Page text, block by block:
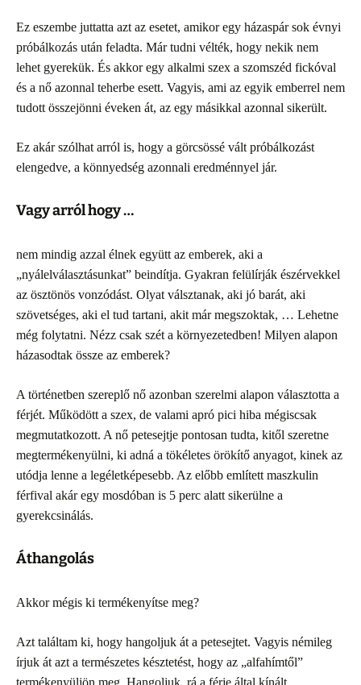
Ez eszembe juttatta azt az esetet, amikor egy házaspár sok évnyi
próbálkozás után feladta. Már tudni vélték, hogy nekik nem
lehet gyerekük. És akkor egy alkalmi szex a szomszéd fickóval
és a nő azonnal teherbe esett. Vagyis, ami az egyik emberrel nem
tudott összejönni éveken át, az egy másikkal azonnal sikerült.
Ez akár szólhat arról is, hogy a görcsössé vált próbálkozást
elengedve, a könnyedség azonnali eredménnyel jár.
Vagy arról hogy …
nem mindig azzal élnek együtt az emberek, aki a
„nyálelválasztásunkat” beindítja. Gyakran felülírják észérvekkel
az ösztönös vonzódást. Olyat válsztanak, aki jó barát, aki
szövetséges, aki el tud tartani, akit már megszoktak, … Lehetne
még folytatni. Nézz csak szét a környezetedben! Milyen alapon
házasodtak össze az emberek?
A történetben szereplő nő azonban szerelmi alapon választotta a
férjét. Működött a szex, de valami apró pici hiba mégiscsak
megmutatkozott. A nő petesejtje pontosan tudta, kitől szeretne
megtermékenyülni, ki adná a tökéletes örökítő anyagot, kinek az
utódja lenne a legéletképesebb. Az előbb említett maszkulin
férfival akár egy mosdóban is 5 perc alatt sikerülne a
gyerekcsinálás.
Áthangolás
Akkor mégis ki termékenyítse meg?
Azt találtam ki, hogy hangoljuk át a petesejtet. Vagyis némileg
írjuk át azt a természetes késztetést, hogy az „alfahímtől”
termékenyüljön meg. Hangoljuk rá a férje által kínált